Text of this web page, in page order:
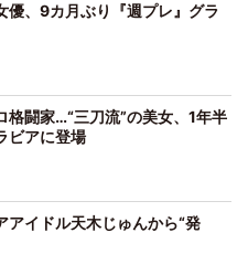
優、9カ月ぶり『週プレ』グラ
格闘家…“三刀流”の美女、1年半
ビアに登場
アイドル天木じゅんから“発